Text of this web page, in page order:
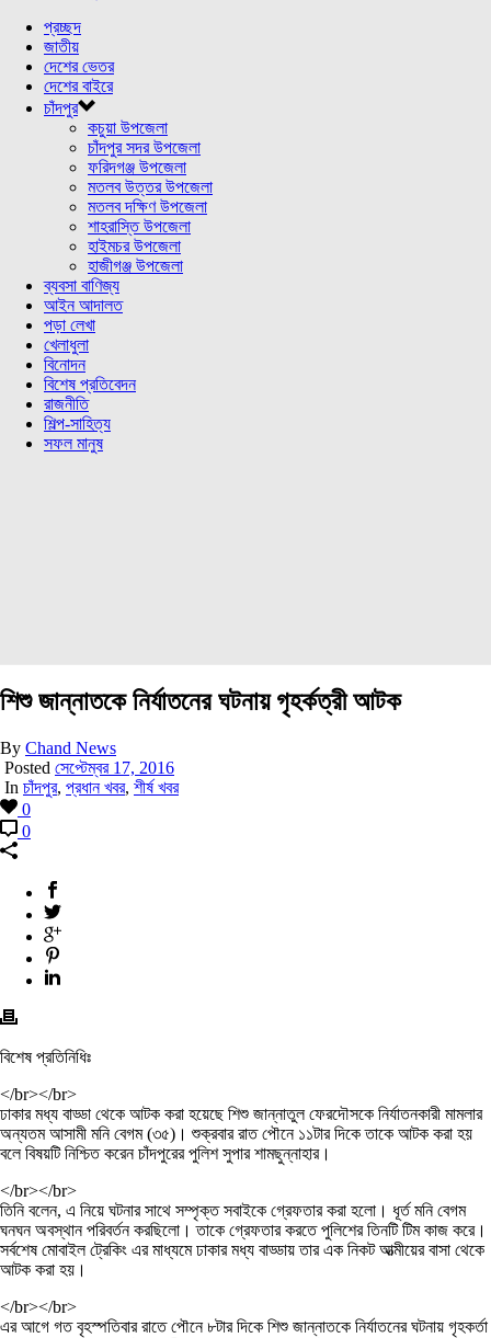
প্রচ্ছদ
জাতীয়
দেশের ভেতর
দেশের বাইরে
চাঁদপুর
কচুয়া উপজেলা
চাঁদপুর সদর উপজেলা
ফরিদগঞ্জ উপজেলা
মতলব উত্তর উপজেলা
মতলব দক্ষিণ উপজেলা
শাহরাস্তি উপজেলা
হাইমচর উপজেলা
হাজীগঞ্জ উপজেলা
ব্যবসা বাণিজ্য
আইন আদালত
পড়া লেখা
খেলাধুলা
বিনোদন
বিশেষ প্রতিবেদন
রাজনীতি
শিল্প-সাহিত্য
সফল মানুষ
শিশু জান্নাতকে নির্যাতনের ঘটনায় গৃহর্কত্রী আটক
By Chand News
Posted সেপ্টেম্বর 17, 2016
In চাঁদপুর, প্রধান খবর, শীর্ষ খবর
0
0
বিশেষ প্রতিনিধিঃ
</br></br>
ঢাকার মধ্য বাড্ডা থেকে আটক করা হয়েছে শিশু জান্নাতুল ফেরদৌসকে নির্যাতনকারী মামলার
অন্যতম আসামী মনি বেগম (৩৫)। শুক্রবার রাত পৌনে ১১টার দিকে তাকে আটক করা হয়
বলে বিষয়টি নিশ্চিত করেন চাঁদপুরের পুলিশ সুপার শামছুন্নাহার।
</br></br>
তিনি বলেন, এ নিয়ে ঘটনার সাথে সম্পৃক্ত সবাইকে গ্রেফতার করা হলো। ধূর্ত মনি বেগম
ঘনঘন অবস্থান পরিবর্তন করছিলো। তাকে গ্রেফতার করতে পুলিশের তিনটি টিম কাজ করে।
সর্বশেষ মোবাইল ট্রেকিং এর মাধ্যমে ঢাকার মধ্য বাড্ডায় তার এক নিকট আত্মীয়ের বাসা থেকে
আটক করা হয়।
</br></br>
এর আগে গত বৃহস্পতিবার রাতে পৌনে ৮টার দিকে শিশু জান্নাতকে নির্যাতনের ঘটনায় গৃহকর্তা